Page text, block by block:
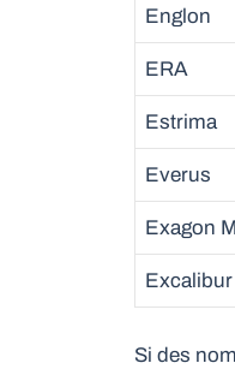
Englon
ERA
Estrima
Everus
Exagon
Excalibur
Si des